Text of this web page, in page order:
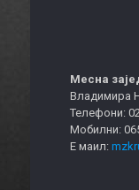
Месна
Владимира
Телефони:
Мобилни:
Е маил: